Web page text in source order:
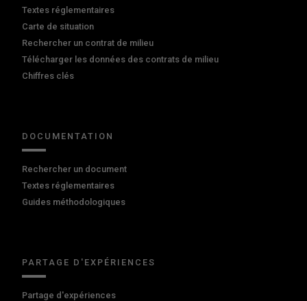
Textes réglementaires
Carte de situation
Rechercher un contrat de milieu
Télécharger les données des contrats de milieu
Chiffres clés
DOCUMENTATION
Rechercher un document
Textes réglementaires
Guides méthodologiques
PARTAGE D'EXPÉRIENCES
Partage d'expériences